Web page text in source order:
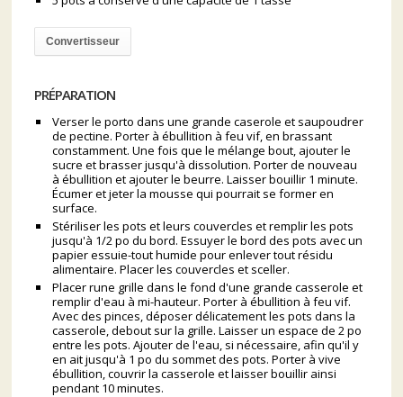
Convertisseur
PRÉPARATION
Verser le porto dans une grande caserole et saupoudrer
de pectine. Porter à ébullition à feu vif, en brassant
constamment. Une fois que le mélange bout, ajouter le
sucre et brasser jusqu'à dissolution. Porter de nouveau
à ébullition et ajouter le beurre. Laisser bouillir 1 minute.
Écumer et jeter la mousse qui pourrait se former en
surface.
Stériliser les pots et leurs couvercles et remplir les pots
jusqu'à 1/2 po du bord. Essuyer le bord des pots avec un
papier essuie-tout humide pour enlever tout résidu
alimentaire. Placer les couvercles et sceller.
Placer rune grille dans le fond d'une grande casserole et
remplir d'eau à mi-hauteur. Porter à ébullition à feu vif.
Avec des pinces, déposer délicatement les pots dans la
casserole, debout sur la grille. Laisser un espace de 2 po
entre les pots. Ajouter de l'eau, si nécessaire, afin qu'il y
en ait jusqu'à 1 po du sommet des pots. Porter à vive
ébullition, couvrir la casserole et laisser bouillir ainsi
pendant 10 minutes.